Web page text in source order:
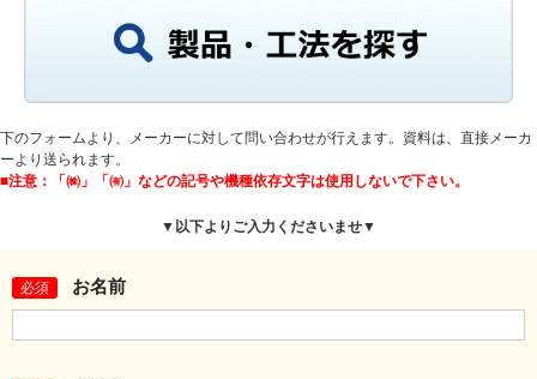
下のフォームより、メーカーに対して問い合わせが行えます。資料は、直接メーカ
ーより送られます。
■注意：「㈱」「㈲」などの記号や機種依存文字は使用しないで下さい。
▼以下よりご入力くださいませ▼
必須 お名前